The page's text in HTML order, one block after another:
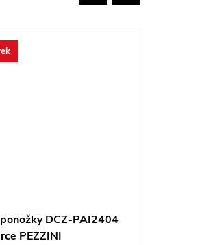
DCZ-PAI2404
PEZZINI